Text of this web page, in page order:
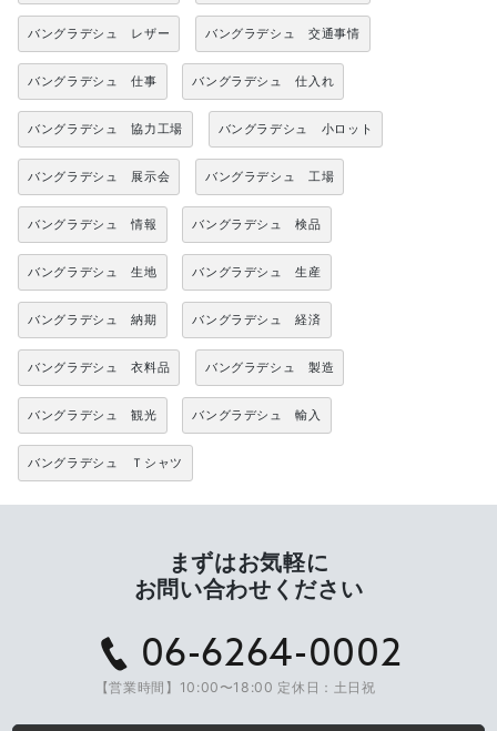
バングラデシュ レザー バングラデシュ 交通事情
バングラデシュ 仕事 バングラデシュ 仕入れ
バングラデシュ 協力工場 バングラデシュ 小ロット
バングラデシュ 展示会 バングラデシュ 工場
バングラデシュ 情報 バングラデシュ 検品
バングラデシュ 生地 バングラデシュ 生産
バングラデシュ 納期 バングラデシュ 経済
バングラデシュ 衣料品 バングラデシュ 製造
バングラデシュ 観光 バングラデシュ 輸入
バングラデシュ Ｔシャツ
まずはお気軽に
お問い合わせください
06-6264-0002
【営業時間】10:00〜18:00 定休日：土日祝